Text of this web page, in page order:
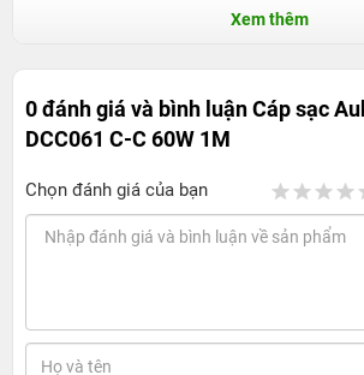
Xem thêm
0 đánh giá và bình luậnCáp sạc
DCC061 C-C 60W 1M
Chọn đánh giá của bạn